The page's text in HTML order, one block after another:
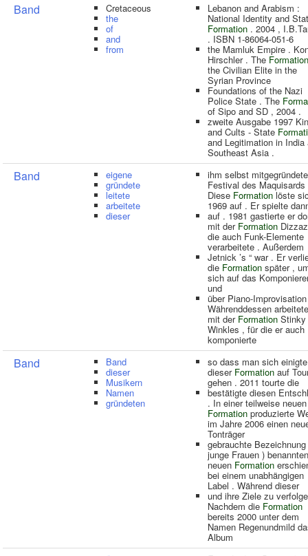
Band
Cretaceous
the
of
and
from
Lebanon and Arabism :
National Identity and
Formation . 2004 ,
. ISBN 1-86064-051-6
the Mamluk Empire .
Hirschler . The Formation
the Civilian Elite in the
Syrian Province
Foundations of the Nazi
Police State . The
of Sipo and SD , 2004 .
zweite Ausgabe 1997
and Cults - State
and Legitimation in India
Southeast Asia .
Band eigene
gründete
leitete
arbeitete
dieser
ihm selbst
Festival des Maquisards
Diese Formationlöste
1969 auf . Er spielte
auf . 1981 gastierte er
mit der Formation
die auch Funk-Elemente
verarbeitete . Außerdem
Jetnick ’s “ war . Er
die Formation später ,
sich auf das
und
über Piano-
Währenddessen
mit der Formation Stinky
Winkles , für die er auch
komponierte
Band Band
dieser
Musikern
Namen
gründeten
so dass man sich
dieser Formation auf
gehen . 2011 tourte die
bestätigte diesen
. In einer teilweise neuen
Formation produzierte
im Jahre 2006 einen
Tonträger
gebrauchte
junge Frauen ) benannten
neuen Formation
bei einem unabhängigen
Label . Während dieser
und ihre Ziele zu
Nachdem die Formation
bereits 2000 unter dem
Namen Regenundmild
Album